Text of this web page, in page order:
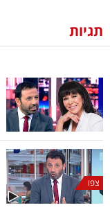
וצרכנות
דיגיטל
וטק
שיווק
ופרסום
משפט
תגיות
צפו